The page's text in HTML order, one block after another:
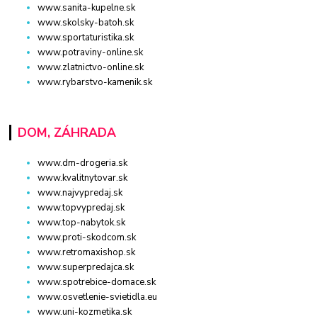
www.sanita-kupelne.sk
www.skolsky-batoh.sk
www.sportaturistika.sk
www.potraviny-online.sk
www.zlatnictvo-online.sk
www.rybarstvo-kamenik.sk
DOM, ZÁHRADA
www.dm-drogeria.sk
www.kvalitnytovar.sk
www.najvypredaj.sk
www.topvypredaj.sk
www.top-nabytok.sk
www.proti-skodcom.sk
www.retromaxishop.sk
www.superpredajca.sk
www.spotrebice-domace.sk
www.osvetlenie-svietidla.eu
www.uni-kozmetika.sk